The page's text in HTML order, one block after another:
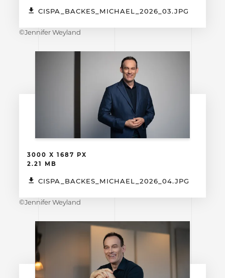
CISPA_BACKES_MICHAEL_2026_03.JPG
©Jennifer Weyland
3000 X 1687 PX
2.21 MB
CISPA_BACKES_MICHAEL_2026_04.JPG
©Jennifer Weyland